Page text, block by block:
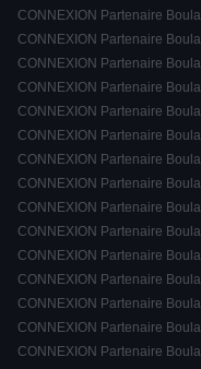
CONNEXION Partenaire
CONNEXION Partenaire
CONNEXION Partenaire
CONNEXION Partenaire
CONNEXION Partenaire
CONNEXION Partenaire
CONNEXION Partenaire
CONNEXION Partenaire
CONNEXION Partenaire
CONNEXION Partenaire
CONNEXION Partenaire
CONNEXION Partenaire
CONNEXION Partenaire
CONNEXION Partenaire
CONNEXION Partenaire